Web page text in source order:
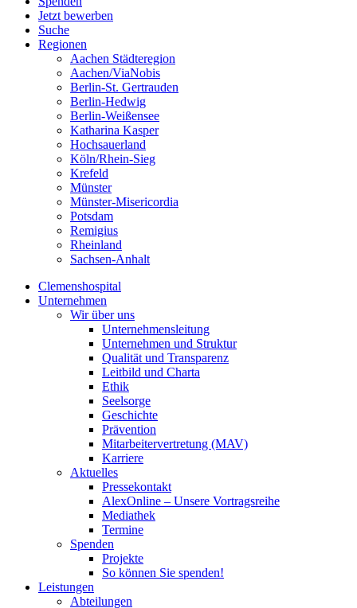
Jetzt bewerben
Suche
Regionen
Aachen Städteregion
Aachen/ViaNobis
Berlin-St. Gertrauden
Berlin-Hedwig
Berlin-Weißensee
Katharina Kasper
Hochsauerland
Köln/Rhein-Sieg
Krefeld
Münster
Münster-Misericordia
Potsdam
Remigius
Rheinland
Sachsen-Anhalt
Clemenshospital
Unternehmen
Wir über uns
Unternehmensleitung
Unternehmen und Struktur
Qualität und Transparenz
Leitbild und Charta
Ethik
Seelsorge
Geschichte
Prävention
Mitarbeitervertretung (MAV)
Karriere
Aktuelles
Pressekontakt
AlexOnline – Unsere Vortragsreihe
Mediathek
Termine
Spenden
Projekte
So können Sie spenden!
Leistungen
Abteilungen